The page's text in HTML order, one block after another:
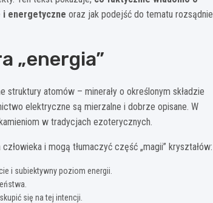
i energetyczne oraz jak podejść do tematu rozsądnie
„energia”
struktury atomów – minerały o określonym składzie
elektryczne są mierzalne i dobrze opisane. W
w tradycjach ezoterycznych.
i mogą tłumaczyć część „magii” kryształów:
i subiektywny poziom energii.
się na tej intencji.